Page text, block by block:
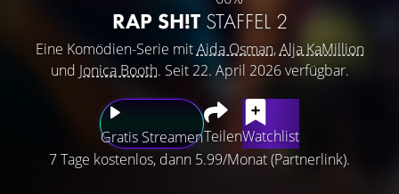
RAP SH!T STAFFEL 2
Eine Komödien-Serie mitAida Osman,Alja KaMillion
und Jonica Booth. Seit 22. April 2026 verfügbar.
Gratis StreamenTeilenWatchlist
7 Tage kostenlos, dann 5.99/Monat (Partnerlink).